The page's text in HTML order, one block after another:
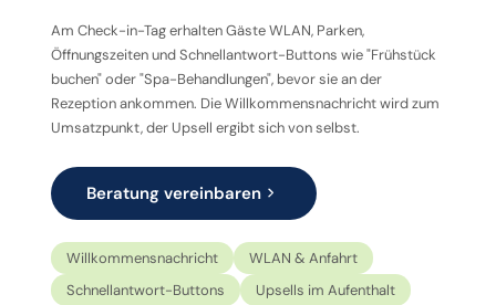
Am Check-in-Tag erhalten Gäste WLAN, Parken,
Öffnungszeiten und Schnellantwort-Buttons wie "Frühstück
buchen" oder "Spa-Behandlungen", bevor sie an der
Rezeption ankommen. Die Willkommensnachricht wird zum
Umsatzpunkt, der Upsell ergibt sich von selbst.
Beratung vereinbaren
Willkommensnachricht
WLAN & Anfahrt
Schnellantwort-Buttons
Upsells im Aufenthalt